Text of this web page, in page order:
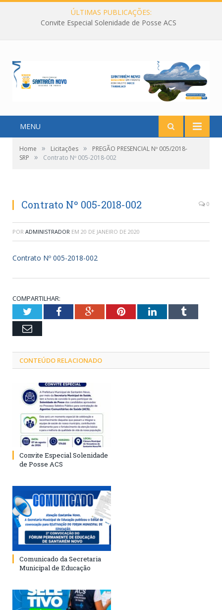
ÚLTIMAS PUBLICAÇÕES:
Convite Especial Solenidade de Posse ACS
MENU
Home » Licitações »
PREGÃO PRESENCIAL Nº 005/2018-
SRP
» Contrato Nº 005-2018-002
Contrato Nº 005-2018-002 0
POR ADMINISTRADOR EM 20 DE JANEIRO DE 2020
Contrato Nº 005-2018-002
COMPARTILHAR:
TwitterFacebookGoogle+PinterestLinkedInTumblr
Email
CONTEÚDO RELACIONADO
Convite Especial Solenidade
de Posse ACS
Comunicado da Secretaria
Municipal de Educação